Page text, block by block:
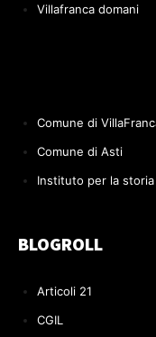
Villafranca domani
Comune di
Comune di Asti
Instituto per la
BLOGROLL
Articoli 21
CGIL